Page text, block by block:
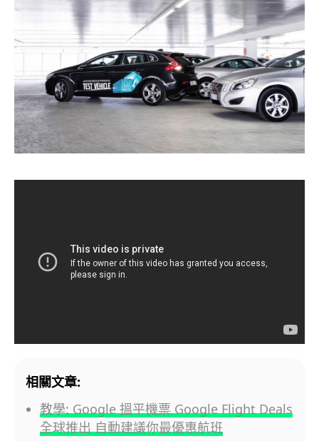
相關文章:
教學: Google 搵平機票 Google Flight Deals
全球推出 自動建議你最優惠航班